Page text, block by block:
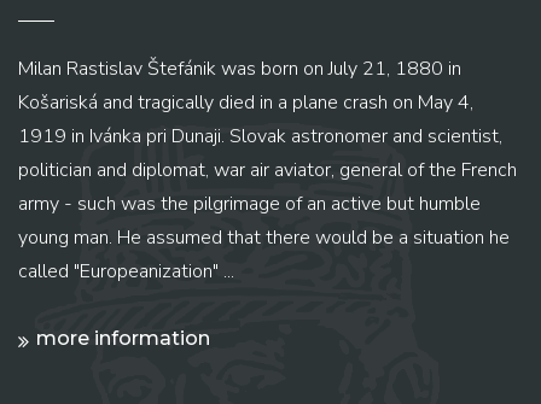
Milan Rastislav Štefánik was born on July 21, 1880 in
Košariská and tragically died in a plane crash on May 4,
1919 in Ivánka pri Dunaji. Slovak astronomer and scientist,
politician and diplomat, war air aviator, general of the French
army - such was the pilgrimage of an active but humble
young man. He assumed that there would be a situation he
called "Europeanization" ...
more information